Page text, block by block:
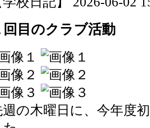
回目のクラブ活動
週の木曜日に、今年度